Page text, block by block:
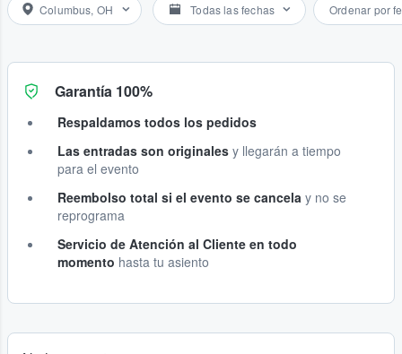
Columbus, OH Todas las fechas Ordenar por
Garantía 100%
Respaldamos todos los pedidos
Las entradas son originales y llegarán a tiempo
para el evento
Reembolso total si el evento se cancela y no se
reprograma
Servicio de Atención al Cliente en todo
momento hasta tu asiento